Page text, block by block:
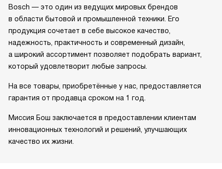
Bosch — это один из ведущих мировых брендов
в области бытовой и промышленной техники. Его
продукция сочетает в себе высокое качество,
надежность, практичность и современный дизайн,
а широкий ассортимент позволяет подобрать вариант,
который удовлетворит любые запросы.
На все товары, приобретённые у нас, предоставляется
гарантия от продавца сроком на 1 год.
Миссия Бош заключается в предоставлении клиентам
инновационных технологий и решений, улучшающих
качество их жизни.